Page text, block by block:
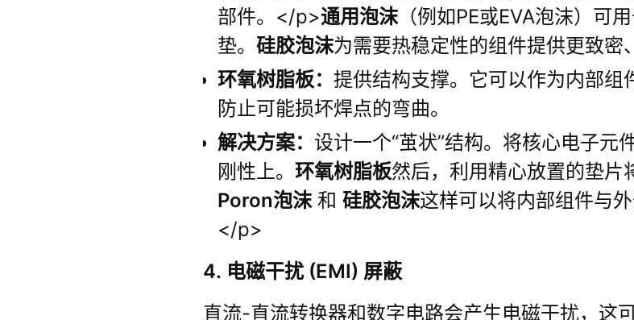
部件。</p>通用泡沫（例如PE或EVA泡沫）可
垫。 硅胶泡沫为需要热稳定性的组件提供更致
环氧树脂板： 提供结构支撑。它可以作为内部组
防止可能损坏焊点的弯曲。
解决方案： 设计一个“茧状”结构。将核心电子元
刚性上。 环氧树脂板然后，利用精心放置的垫片
Poron泡沫和 硅胶泡沫这样可以将内部组件与
</p>
4. 电磁干扰 (EMI) 屏蔽
直流-直流转换器和数字电路会产生电磁干扰，这